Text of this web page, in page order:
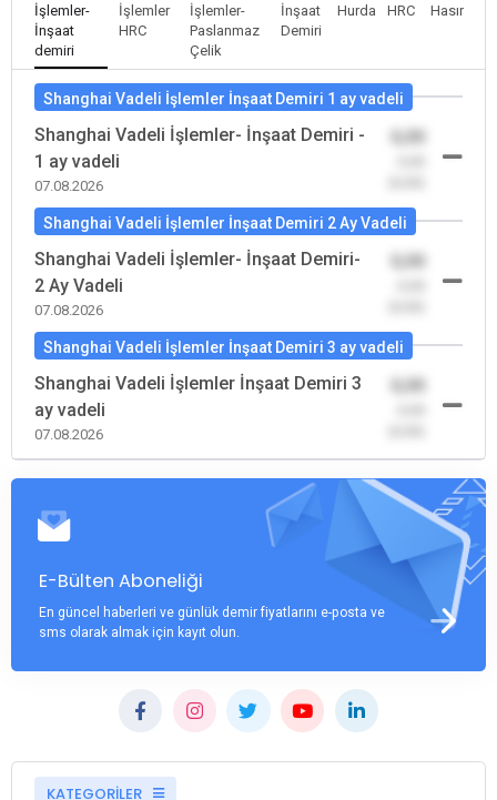
İşlemler-
İnşaat
demiri
İşlemler
HRC
İşlemler-
Paslanmaz
Çelik
İnşaat
Demiri
Hurda
HRC
Hasır
Shanghai Vadeli İşlemler İnşaat Demiri 1 ay vadeli
Shanghai Vadeli İşlemler- İnşaat Demiri -
1 ay vadeli
07.08.2026
Shanghai Vadeli İşlemler İnşaat Demiri 2 Ay Vadeli
Shanghai Vadeli İşlemler- İnşaat Demiri-
2 Ay Vadeli
07.08.2026
Shanghai Vadeli İşlemler İnşaat Demiri 3 ay vadeli
Shanghai Vadeli İşlemler İnşaat Demiri 3
ay vadeli
07.08.2026
E-Bülten Aboneliği
En güncel haberleri ve günlük demir fiyatlarını e-posta ve
sms olarak almak için kayıt olun.
KATEGORİLER